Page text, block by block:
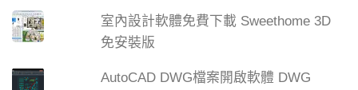
室內設計軟體免費下載 Sweethome 3D
免安裝版
AutoCAD DWG檔案開啟軟體 DWG